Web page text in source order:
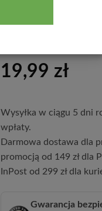
przepuszczalna,
stanowisko słoneczne,
rośliną całkowicie
19,99 zł
Wysyłka w ciągu 5 dni
wpłaty.
Darmowa dostawa dla
promocją od 149 zł dla
InPost od 299 zł dla
Gwarancja